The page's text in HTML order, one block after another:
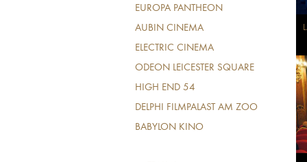
EUROPA PANTHEON
AUBIN CINEMA
ELECTRIC CINEMA
ODEON LEICESTER SQUARE
HIGH END 54
DELPHI FILMPALAST AM ZOO
BABYLON KINO